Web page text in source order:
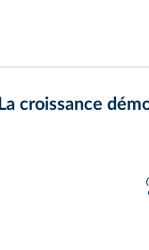
La croissance